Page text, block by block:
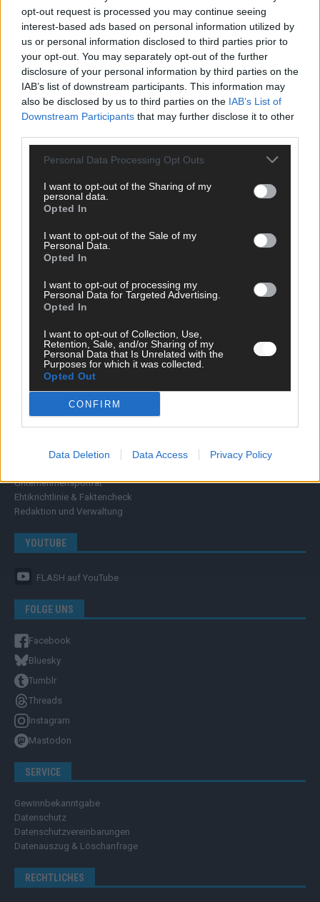
opt-out request is processed you may continue seeing
interest-based ads based on personal information utilized by
us or personal information disclosed to third parties prior to
your opt-out. You may separately opt-out of the further
disclosure of your personal information by third parties on the
IAB’s list of downstream participants. This information may
also be disclosed by us to third parties on the IAB’s List of
Downstream Participants that may further disclose it to other
Personal Data Processing Opt Outs
I want to opt-out of the Sharing of my
personal data.
Opted In
I want to opt-out of the Sale of my
Personal Data.
Opted In
I want to opt-out of processing my
Personal Data for Targeted Advertising.
Opted In
I want to opt-out of Collection, Use,
Retention, Sale, and/or Sharing of my
Personal Data that Is Unrelated with the
Purposes for which it was collected.
Opted Out
CONFIRM
Data Deletion Data Access Privacy Policy
SCHNELL ZUM RESSORT
Nachrichten
Wirtschaft
Wissen
Streams & Storys
Eurovision
FLASH – DAS VIDEOPORTAL
ÜBER UNS
Unternehmensporträt
Ehtikrichtlinie & Faktencheck
Redaktion und Verwaltung
YOUTUBE
FLASH auf YouTube
FOLGE UNS
Facebook
Bluesky
Tumblr
Threads
Instagram
Mastodon
SERVICE
Gewinnbekanntgabe
Datenschutz
Datenschutzvereinbarungen
Datenauszug & Löschanfrage
RECHTLICHES